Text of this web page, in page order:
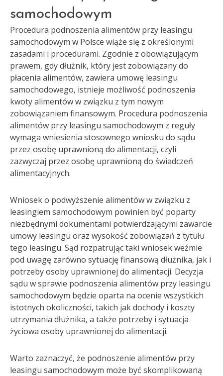
samochodowym
Procedura podnoszenia alimentów przy leasingu
samochodowym w Polsce wiąże się z określonymi
zasadami i procedurami. Zgodnie z obowiązującym
prawem, gdy dłużnik, który jest zobowiązany do
płacenia alimentów, zawiera umowę leasingu
samochodowego, istnieje możliwość podnoszenia
kwoty alimentów w związku z tym nowym
zobowiązaniem finansowym. Procedura podnoszenia
alimentów przy leasingu samochodowym z reguły
wymaga wniesienia stosownego wniosku do sądu
przez osobę uprawnioną do alimentacji, czyli
zazwyczaj przez osobę uprawnioną do świadczeń
alimentacyjnych.
Wniosek o podwyższenie alimentów w związku z
leasingiem samochodowym powinien być poparty
niezbędnymi dokumentami potwierdzającymi zawarcie
umowy leasingu oraz wysokość zobowiązań z tytułu
tego leasingu. Sąd rozpatrując taki wniosek weźmie
pod uwagę zarówno sytuację finansową dłużnika, jak i
potrzeby osoby uprawnionej do alimentacji. Decyzja
sądu w sprawie podnoszenia alimentów przy leasingu
samochodowym będzie oparta na ocenie wszystkich
istotnych okoliczności, takich jak dochody i koszty
utrzymania dłużnika, a także potrzeby i sytuacja
życiowa osoby uprawnionej do alimentacji.
Warto zaznaczyć, że podnoszenie alimentów przy
leasingu samochodowym może być skomplikowaną